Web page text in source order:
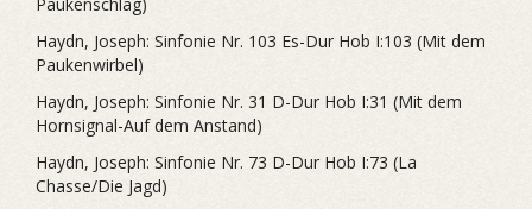
Haydn, Joseph: Sinfonie Nr. 103 Es-Dur Hob I:103 (Mit dem
Paukenwirbel)
Haydn, Joseph: Sinfonie Nr. 31 D-Dur Hob I:31 (Mit dem
Hornsignal-Auf dem Anstand)
Haydn, Joseph: Sinfonie Nr. 73 D-Dur Hob I:73 (La
Chasse/Die Jagd)